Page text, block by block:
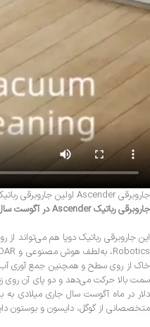
جاروبرقی Ascender اولین جاروبرقی رباتیک دوپا
جاروبرقی رباتیک Ascender در آگوست سال 2023 روانه بازار می شود
خاک از روی سطح و همچنین جمع‌ آوری آب
متخصصانی از گوگل، دایسون و بوستون